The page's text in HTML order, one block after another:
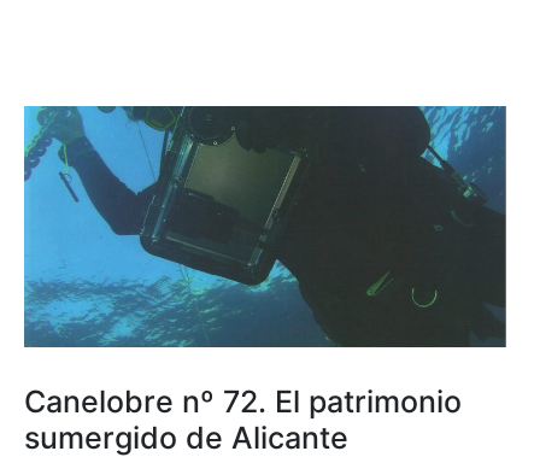
Canelobre nº 72. El patrimonio
sumergido de Alicante